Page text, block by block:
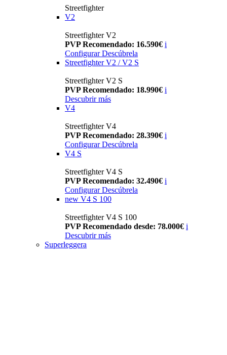
Streetfighter
V2
Streetfighter V2
PVP Recomendado: 16.590€ i
Configurar Descúbrela
Streetfighter V2 / V2 S
Streetfighter V2 S
PVP Recomendado: 18.990€ i
Descubrir más
V4
Streetfighter V4
PVP Recomendado: 28.390€ i
Configurar Descúbrela
V4 S
Streetfighter V4 S
PVP Recomendado: 32.490€ i
Configurar Descúbrela
new V4 S 100
Streetfighter V4 S 100
PVP Recomendado desde: 78.000€ i
Descubrir más
Superleggera